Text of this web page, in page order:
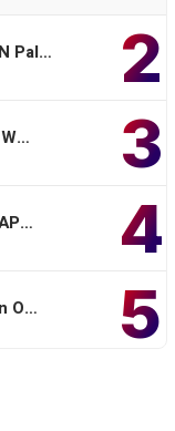
2
Pal…
3
4
5
O…